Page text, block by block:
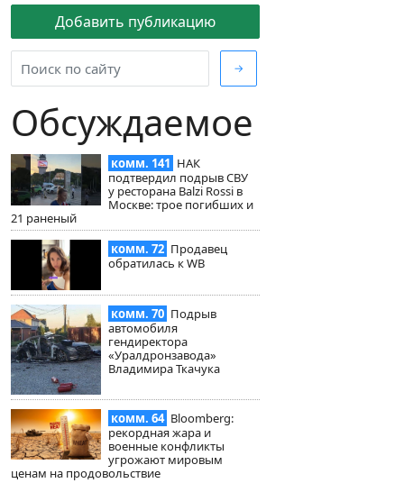
Добавить публикацию
→
Обсуждаемое
комм. 141 НАК
подтвердил подрыв СВУ
у ресторана Balzi Rossi в
Москве: трое погибших и
21 раненый
комм. 72 Продавец
обратилась к WB
комм. 70 Подрыв
автомобиля
гендиректора
«Уралдронзавода»
Владимира Ткачука
комм. 64 Bloomberg:
рекордная жара и
военные конфликты
угрожают мировым
ценам на продовольствие